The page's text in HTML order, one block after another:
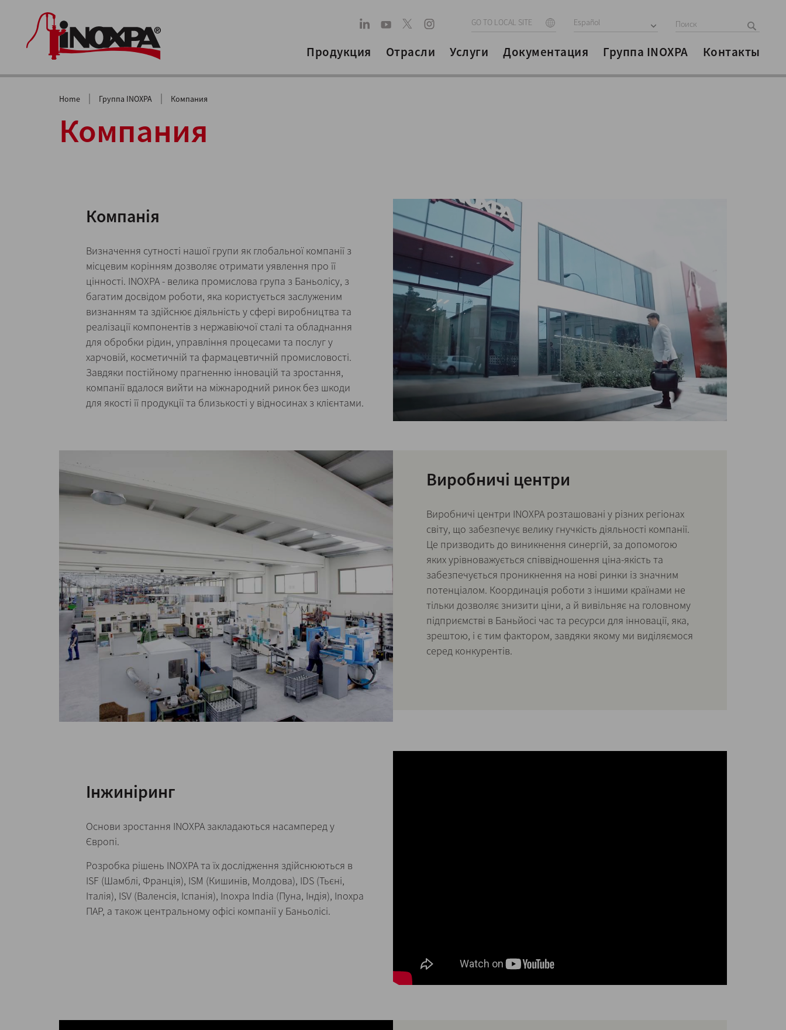
GO TO LOCAL SITE Español
Продукция Отрасли Услуги Документация Группа INOXPA Контакты
Home | Группа INOXPA | Компания
Компания
Компанія
Визначення сутності нашої групи як глобальної компанії з
місцевим корінням дозволяє отримати уявлення про її
цінності. INOXPA - велика промислова група з Баньолісу, з
багатим досвідом роботи, яка користується заслуженим
визнанням та здійснює діяльність у сфері виробництва та
реалізації компонентів з нержавіючої сталі та обладнання
для обробки рідин, управління процесами та послуг у
харчовій, косметичній та фармацевтичній промисловості.
Завдяки постійному прагненню інновацій та зростання,
компанії вдалося вийти на міжнародний ринок без шкоди
для якості її продукції та близькості у відносинах з клієнтами.
Виробничі центри
Виробничі центри INOXPA розташовані у різних регіонах
світу, що забезпечує велику гнучкість діяльності компанії.
Це призводить до виникнення синергій, за допомогою
яких урівноважується співвідношення ціна-якість та
забезпечується проникнення на нові ринки із значним
потенціалом. Координація роботи з іншими країнами не
тільки дозволяє знизити ціни, а й вивільняє на головному
підприємстві в Баньйосі час та ресурси для інновації, яка,
зрештою, і є тим фактором, завдяки якому ми виділяємося
серед конкурентів.
Інжиніринг
Основи зростання INOXPA закладаються насамперед у
Європі.
Розробка рішень INOXPA та їх дослідження здійснюються в
ISF (Шамблі, Франція), ISM (Кишинів, Молдова), IDS (Тьєні,
Італія), ISV (Валенсія, Іспанія), Inoxpa India (Пуна, Індія), Inoxpa
ПАР, а також центральному офісі компанії у Баньолісі.